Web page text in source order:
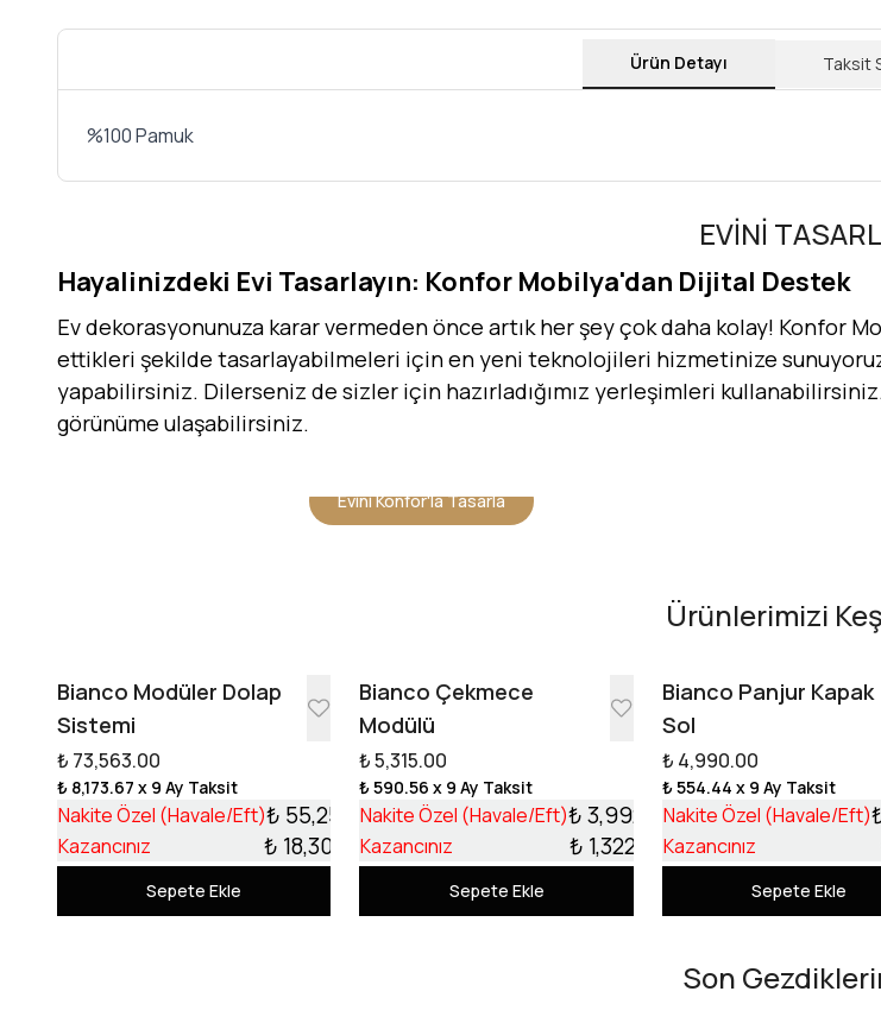
Ürün Detayı Taksit
%100 Pamuk
EVİNİ
Hayalinizdeki Evi Tasarlayın: Konfor Mobilya'dan Dijital Destek
Ev dekorasyonunuza karar vermeden önce artık her şey çok daha kolay! Konfor
ettikleri şekilde tasarlayabilmeleri için en yeni teknolojileri hizmetinize
yapabilirsiniz. Dilerseniz de sizler için hazırladığımız yerleşimleri
görünüme ulaşabilirsiniz.
Evini Konfor'la Tasarla
Ürünlerimizi
Bianco Modüler Dolap
Sistemi
₺ 73,563.00
₺ 8,173.67 x 9 Ay Taksit
Nakite Özel (Havale/Eft)₺ 55,253.17
Kazancınız ₺ 18,309.83
Sepete Ekle
Bianco Çekmece
Modülü
₺ 5,315.00
₺ 590.56 x 9 Ay Taksit
Nakite Özel (Havale/Eft)₺ 3,992.10
Kazancınız ₺ 1,322.90
Sepete Ekle
Bianco Panjur Kapak
Sol
₺ 4,990.00
₺ 554.44 x 9 Ay Taksit
Nakite Özel (Havale/Eft)
Kazancınız
Sepete Ekle
Son